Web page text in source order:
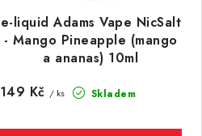
e-liquid Adams Vape NicSalt
- Mango Pineapple (mango
a ananas) 10ml
Skladem
149 Kč / ks